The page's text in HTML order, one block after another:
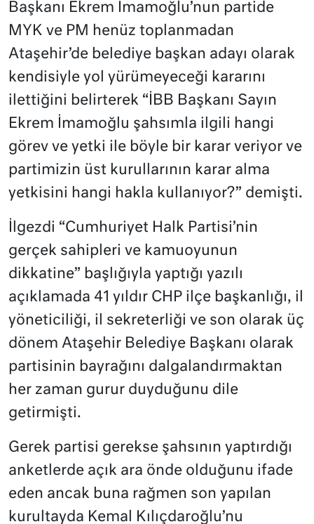
Başkanı Ekrem İmamoğlu’nun partide
MYK ve PM henüz toplanmadan
Ataşehir’de belediye başkan adayı olarak
kendisiyle yol yürümeyeceği kararını
ilettiğini belirterek “İBB Başkanı Sayın
Ekrem İmamoğlu şahsımla ilgili hangi
görev ve yetki ile böyle bir karar veriyor ve
partimizin üst kurullarının karar alma
yetkisini hangi hakla kullanıyor?” demişti.
​​​​​​​​​​​​​​İlgezdi “Cumhuriyet Halk Partisi’nin
gerçek sahipleri ve kamuoyunun
dikkatine” başlığıyla yaptığı yazılı
açıklamada 41 yıldır CHP ilçe başkanlığı, il
yöneticiliği, il sekreterliği ve son olarak üç
dönem Ataşehir Belediye Başkanı olarak
partisinin bayrağını dalgalandırmaktan
her zaman gurur duyduğunu dile
getirmişti.
Gerek partisi gerekse şahsının yaptırdığı
anketlerde açık ara önde olduğunu ifade
eden ancak buna rağmen son yapılan
kurultayda Kemal Kılıçdaroğlu’nu